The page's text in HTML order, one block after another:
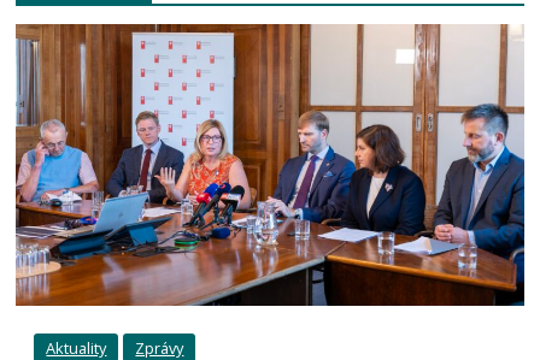
Aktuality Zprávy